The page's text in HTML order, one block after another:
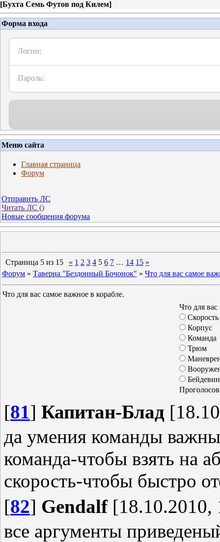
[Бухта Семь Футов под Килем]
Форма входа
Логин:
Пароль:
Меню сайта
Главная страница
Форум
Отправить ЛС
Читать ЛС ()
Новые сообщения форума
Страница 5 из 15 « 1 2 3 4 5 6 7 … 14 15 »
Форум » Таверна "Бездонный Бочонок" » Что для вас самое
Что для вас самое важное в корабле.
Что для вас
Скорость
Корпус
Команда
Трюм
[81] Капитан-Блад
да умения команды
команда-чтобы взять на
скорость-чтобы быстро
[82] Gendalf[18.10.2010,
все аргументы